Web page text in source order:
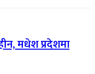
मधेश प्रदेशमा